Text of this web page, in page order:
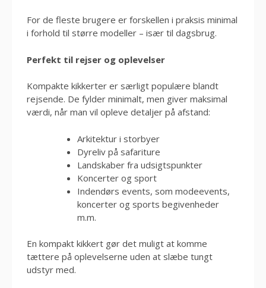
For de fleste brugere er forskellen i praksis minimal
i forhold til større modeller – især til dagsbrug.
Perfekt til rejser og oplevelser
Kompakte kikkerter er særligt populære blandt
rejsende. De fylder minimalt, men giver maksimal
værdi, når man vil opleve detaljer på afstand:
Arkitektur i storbyer
Dyreliv på safariture
Landskaber fra udsigtspunkter
Koncerter og sport
Indendørs events, som modeevents,
koncerter og sports begivenheder
m.m.
En kompakt kikkert gør det muligt at komme
tættere på oplevelserne uden at slæbe tungt
udstyr med.